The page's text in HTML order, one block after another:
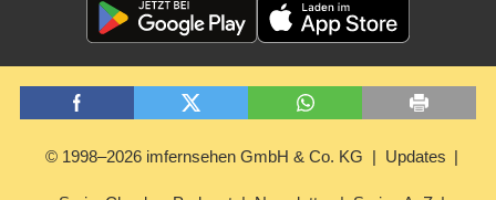
© 1998–2026 imfernsehen GmbH & Co. KG Updates